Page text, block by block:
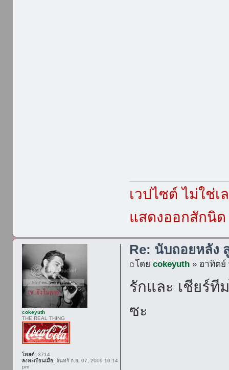
เวปไซต์ ไม่ใช่
แสดงออกสักนิด
Re: นับถอยหลัง
โดยcokeyuth » อาทิตย์
รักและ เชียร์ที
ซะ
cokeyuth
THE REAL THING
โพสต์: 3714
ลงทะเบียนเมื่อ: จันทร์ ก.ย. 07, 2009 10:14
pm